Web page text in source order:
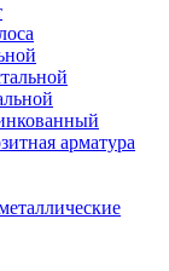
арматура